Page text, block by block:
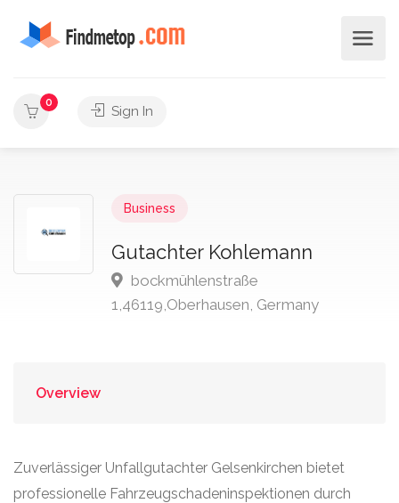
0
Sign In
Business
Gutachter Kohlemann
bockmühlenstraße
1,46119,Oberhausen, Germany
Overview
Zuverlässiger Unfallgutachter Gelsenkirchen bietet
professionelle Fahrzeugschadeninspektionen durch